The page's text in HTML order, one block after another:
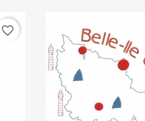
favorite_border